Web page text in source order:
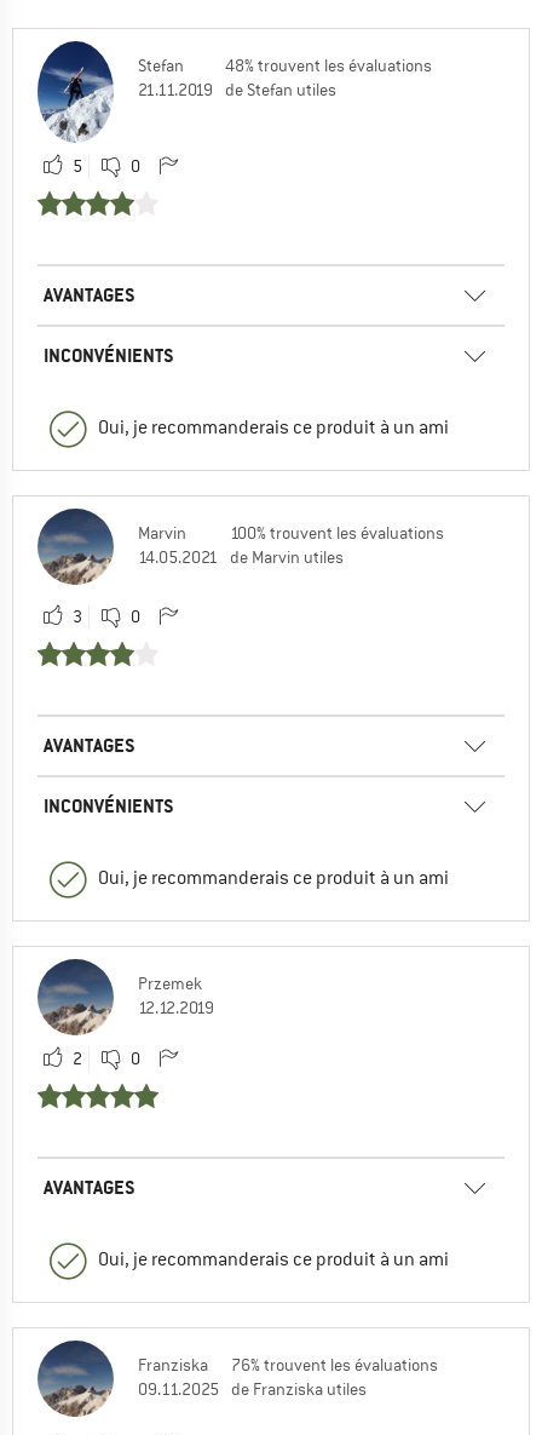
Stefan
21.11.2019
48% trouvent les évaluations
de Stefan utiles
5 0
AVANTAGES
INCONVÉNIENTS
Oui, je recommanderais ce produit à un ami
Marvin
14.05.2021
100% trouvent les évaluations
de Marvin utiles
3 0
AVANTAGES
INCONVÉNIENTS
Oui, je recommanderais ce produit à un ami
Przemek
12.12.2019
2 0
AVANTAGES
Oui, je recommanderais ce produit à un ami
Franziska
09.11.2025
76% trouvent les évaluations
de Franziska utiles